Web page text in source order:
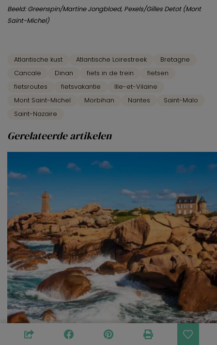
Beeld: Greenspin/Martine Jongbloed, Pexels/Gilles Detot (Mont
Saint-Michel)
Atlantische kust Atlantische Loirestreek
Bretagne
Cancale
Dinan fiets in de trein
fietsen
fietsroutes
fietsvakantie
Ille-et-Vilaine
Mont Saint-Michel
Morbihan Nantes
Saint-Malo
Saint-Nazaire
Gerelateerde artikelen